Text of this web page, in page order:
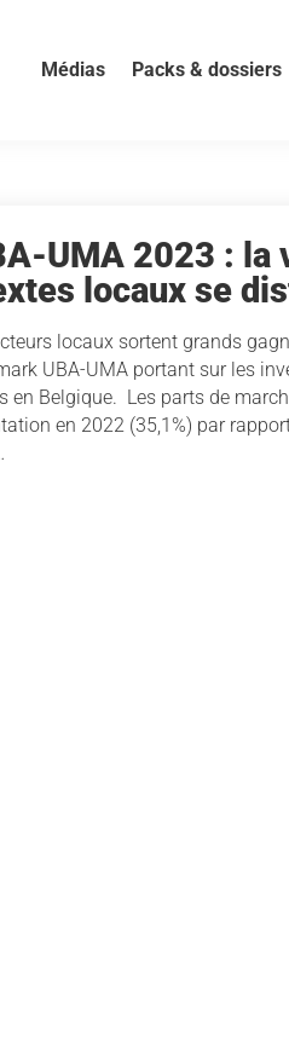
Médias Packs & dossiers
UMA 2023 : la
locaux se
locaux sortent grands
UBA-UMA portant sur les
en Belgique. Les parts de
en 2022 (35,1%) par